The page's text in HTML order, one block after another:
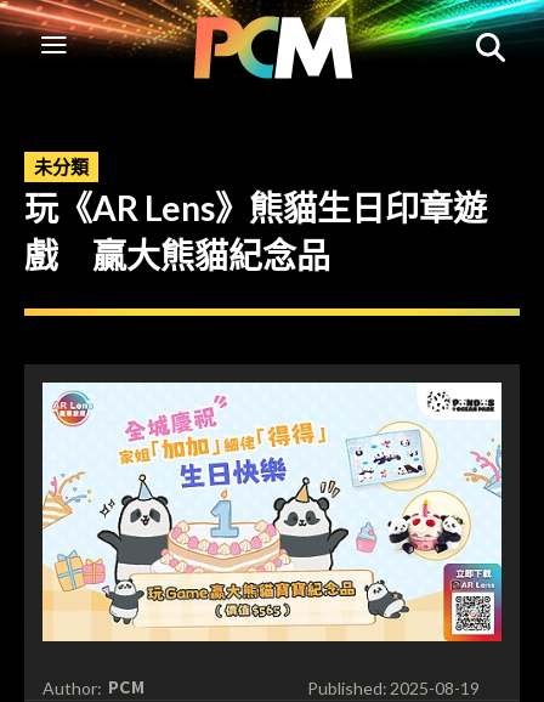
未分類
玩《AR Lens》熊貓生日印章遊
戲 贏大熊貓紀念品
Author: PCM Published: 2025-08-19